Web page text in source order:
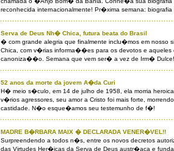
reconhecida internacionalmente! Pr�xima semana:
Serva de Deus Nh� Chica, futura beata do Brasil
� com grande alegria que finalmente inclu�mos em nosso
Chica, com v�rias informa��es para os devotos e aqueles
canoniza��o. Semana que vem ser� a vez de Irm� Dulce!
52 anos da morte da jovem A�da Curi
H� meio s�culo, em 14 de julho de 1958, ela morria
v�rios agressores, seu amor a Cristo foi mais forte,
castidade. N�o esque�amos seu testemunho de f�!
MADRE B�RBARA MAIX � DECLARADA VENER�VEL!!
Surpreendendo a todos n�s, entre os novos decretos
das Virtudes Her�icas da Serva de Deus austr�aca e